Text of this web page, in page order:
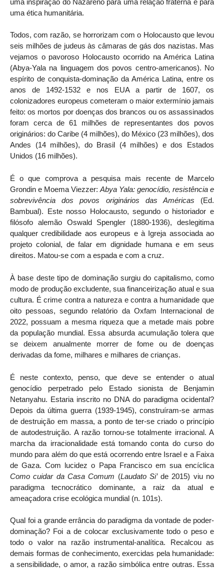
uma ética humanitária.
Todos, com razão, se horrorizam com o Holocausto que levou
seis milhões de judeus às câmaras de gás dos nazistas. Mas
vejamos o pavoroso Holocausto ocorrido na América Latina
(Abya-Yala na linguagem dos povos centro-americanos). No
espírito de conquista-dominação da América Latina, entre os
anos de 1492-1532 e nos EUA a partir de 1607, os
colonizadores europeus cometeram o maior extermínio jamais
feito: os mortos por doenças dos brancos ou os assassinados
foram cerca de 61 milhões de representantes dos povos
originários: do Caribe (4 milhões), do México (23 milhões), dos
Andes (14 milhões), do Brasil (4 milhões) e dos Estados
Unidos (16 milhões).
É o que comprova a pesquisa mais recente de Marcelo
Grondin e Moema Viezzer: Abya Yala: genocídio, resistência e
sobrevivência dos povos originários das Américas (Ed.
Bambual). Este nosso Holocausto, segundo o historiador e
filósofo alemão Oswald Spengler (1880-1936), deslegitima
qualquer credibilidade aos europeus e à Igreja associada ao
projeto colonial, de falar em dignidade humana e em seus
direitos. Matou-se com a espada e com a cruz.
À base deste tipo de dominação surgiu do capitalismo, como
modo de produção excludente, sua financeirização atual e sua
cultura. É crime contra a natureza e contra a humanidade que
oito pessoas, segundo relatório da Oxfam Internacional de
2022, possuam a mesma riqueza que a metade mais pobre
da população mundial. Essa absurda acumulação tolera que
se deixem anualmente morrer de fome ou de doenças
derivadas da fome, milhares e milhares de crianças.
É neste contexto, penso, que deve se entender o atual
genocídio perpetrado pelo Estado sionista de Benjamin
Netanyahu. Estaria inscrito no DNA do paradigma ocidental?
Depois da última guerra (1939-1945), construíram-se armas
de destruição em massa, a ponto de ter-se criado o princípio
de autodestruição. A razão tornou-se totalmente irracional. A
marcha da irracionalidade está tomando conta do curso do
mundo para além do que está ocorrendo entre Israel e a Faixa
de Gaza. Com lucidez o Papa Francisco em sua encíclica
Como cuidar da Casa Comum (Laudato Si’de 2015) viu no
paradigma tecnocrático dominante, a raiz da atual e
ameaçadora crise ecológica mundial (n. 101s).
Qual foi a grande errância do paradigma da vontade de poder-
dominação? Foi a de colocar exclusivamente todo o peso e
todo o valor na razão instrumental-analítica. Recalcou as
demais formas de conhecimento, exercidas pela humanidade:
a sensibilidade, o amor, a razão simbólica entre outras. Essa